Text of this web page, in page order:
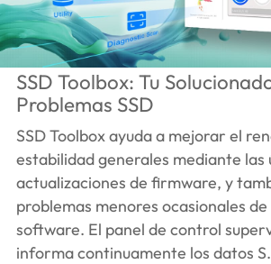
SSD Toolbox: Tu
Problemas SSD
SSD Toolbox ayuda a mejorar el
estabilidad generales mediante las
actualizaciones de firmware, y
problemas menores ocasionales
software. El panel de control
informa continuamente los datos